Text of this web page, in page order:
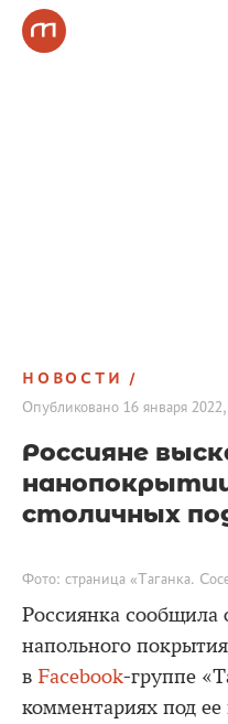
НОВОСТИ
Опубликовано 16 января
Россияне
столичных
Фото: страница «Таганка.
Россиянка сообщила
напольного
в Facebook-группе
комментариях под ее